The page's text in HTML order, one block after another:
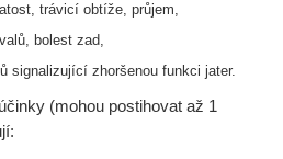
trávicí obtíže, průjem,
bolest zad,
signalizující zhoršenou funkci jater.
(mohou postihovat až 1